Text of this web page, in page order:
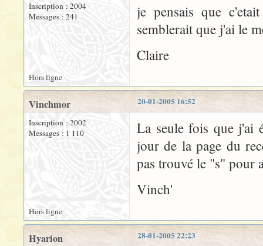
Inscription : 2004
Messages : 241
je pensais que
semblerait que j'ai le
Claire
Hors ligne
20-01-2005 16:52
Vinchmor
Inscription : 2002
Messages : 1 110
La seule fois que j'ai
jour de la page du
pas trouvé le "s" pour
Vinch'
Hors ligne
28-01-2005 22:23
Hyarion